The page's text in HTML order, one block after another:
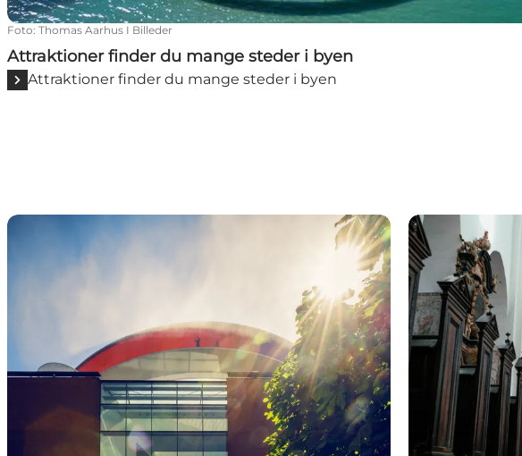
Foto: Thomas Aarhus I Billeder
Attraktioner finder du mange steder i byen
Attraktioner finder du mange steder i byen
Arkitektur i Aarhus - fra historiske rødder til moderne byrumKirkerne i Aarhus